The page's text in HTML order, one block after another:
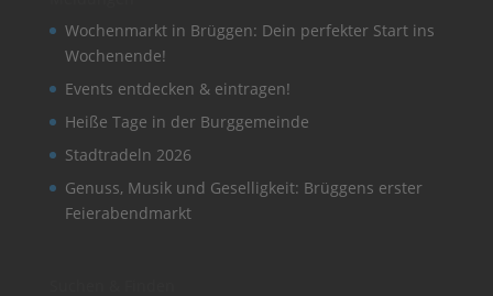
Wochenmarkt in Brüggen: Dein perfekter Start ins
Wochenende!
Events entdecken & eintragen!
Heiße Tage in der Burggemeinde
Stadtradeln 2026
Genuss, Musik und Geselligkeit: Brüggens erster
Feierabendmarkt